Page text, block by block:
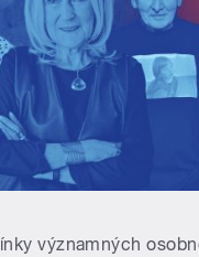
významných